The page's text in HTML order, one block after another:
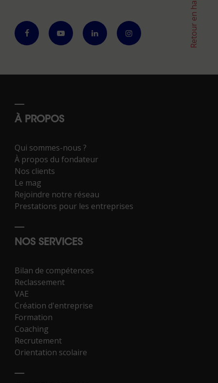
Retour en haut
À PROPOS
Qui sommes-nous ?
À propos du fondateur
Nos clients
Le mag
Rejoindre notre réseau
Prestations pour les entreprises
NOS SERVICES
Bilan de compétences
Reclassement
VAE
Création d'entreprise
Formation
Coaching
Recrutement
Orientation scolaire